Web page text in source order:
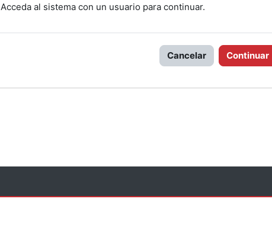
Acceda al sistema con un usuario para continuar.
Cancelar Continuar